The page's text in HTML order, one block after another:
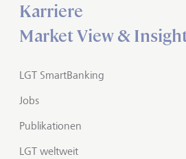
Karriere
Market View &
LGT SmartBanking
Jobs
Publikationen
LGT weltweit